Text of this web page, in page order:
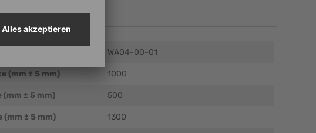
Daten
WA04-00-01
(mm ± 5 mm) 1000
± 5 mm) 500
(mm ± 5 mm) 1300